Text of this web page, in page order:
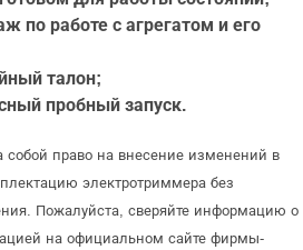
по работе с агрегатом и его
талон;
пробный запуск.
собой право на внесение изменений в
электротриммера без
Пожалуйста, сверяйте информацию о
на официальном сайте фирмы-